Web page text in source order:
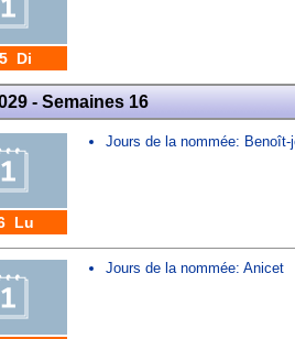
Di
- Semaines 16
Lu
Jours de la nommée: Benoît-
Jours de la nommée: Anicet